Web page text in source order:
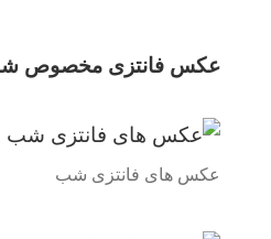
عکس فانتزی مخصوص
عکس های فانتزی شب